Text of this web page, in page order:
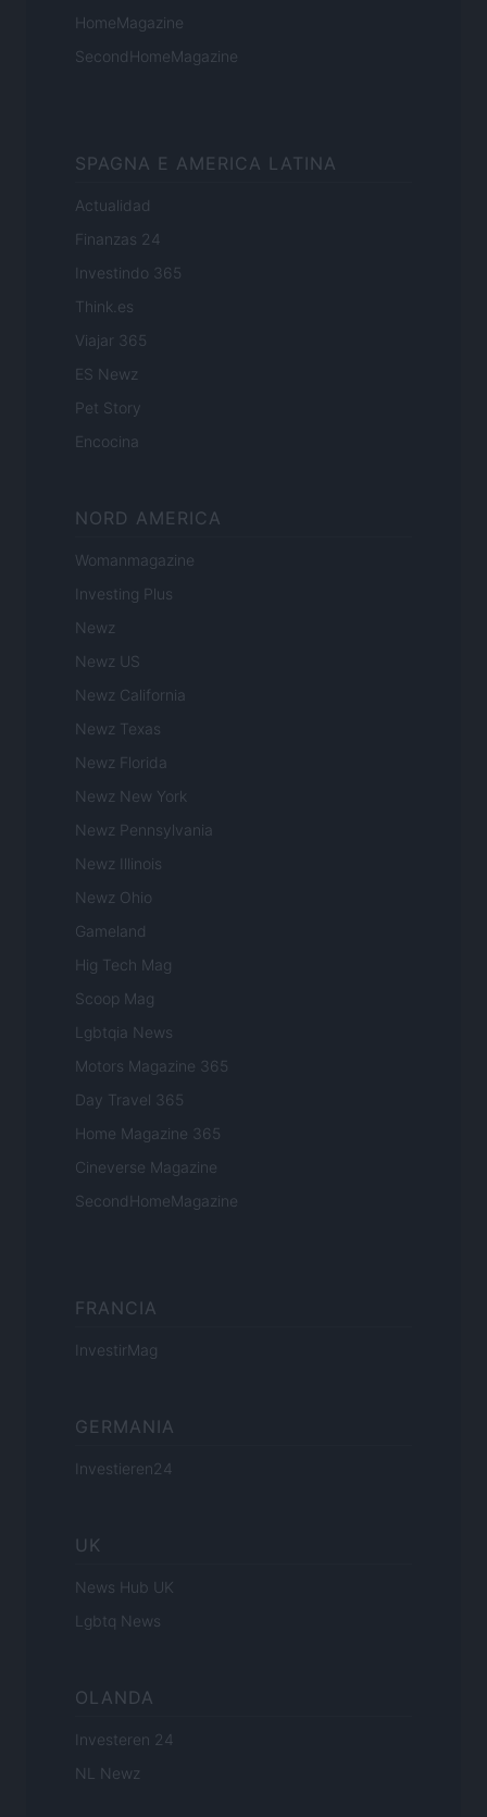
HomeMagazine
SecondHomeMagazine
SPAGNA E AMERICA LATINA
Actualidad
Finanzas 24
Investindo 365
Think.es
Viajar 365
ES Newz
Pet Story
Encocina
NORD AMERICA
Womanmagazine
Investing Plus
Newz
Newz US
Newz California
Newz Texas
Newz Florida
Newz New York
Newz Pennsylvania
Newz Illinois
Newz Ohio
Gameland
Hig Tech Mag
Scoop Mag
Lgbtqia News
Motors Magazine 365
Day Travel 365
Home Magazine 365
Cineverse Magazine
SecondHomeMagazine
FRANCIA
InvestirMag
GERMANIA
Investieren24
UK
News Hub UK
Lgbtq News
OLANDA
Investeren 24
NL Newz